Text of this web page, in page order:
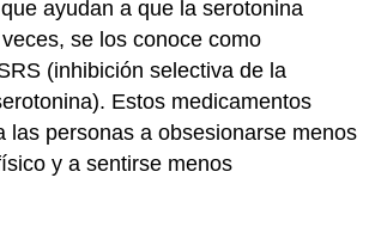
que ayudan a que la serotonina
se los conoce como
(inhibición selectiva de la
Estos medicamentos
las personas a obsesionarse menos
y a sentirse menos